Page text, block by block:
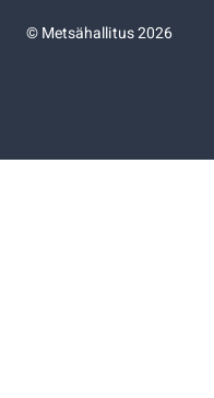
©Metsähallitus 2026